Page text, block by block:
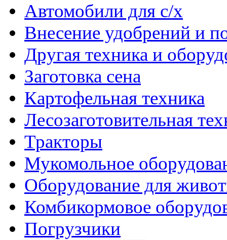
Автомобили для с/х
Внесение удобрений и
Другая техника и
Заготовка сена
Картофельная техника
Лесозаготовительная
Тракторы
Мукомольное
Оборудование для
Комбикормовое
Погрузчики